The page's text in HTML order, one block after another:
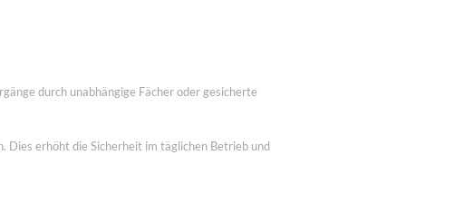
durch unabhängige Fächer oder gesicherte
Dies erhöht die Sicherheit im täglichen Betrieb und